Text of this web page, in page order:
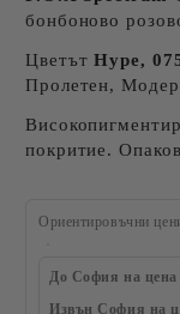
бонбоново
ЦветътHype,
Пролетен,
покритие.
Ориентировъчни
До София на цена
Извън София на